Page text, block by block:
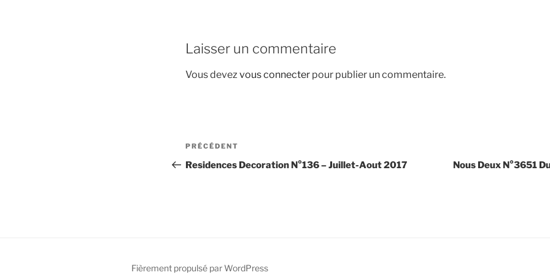
Laisser un commentaire
Vous devezvous connecter pour publier un commentaire.
Navigation
de
Article
précédent
PRÉCÉDENT
Residences Decoration N°136 – Juillet-Aout 2017 Nous Deux N°3651
Fièrement propulsé par WordPress